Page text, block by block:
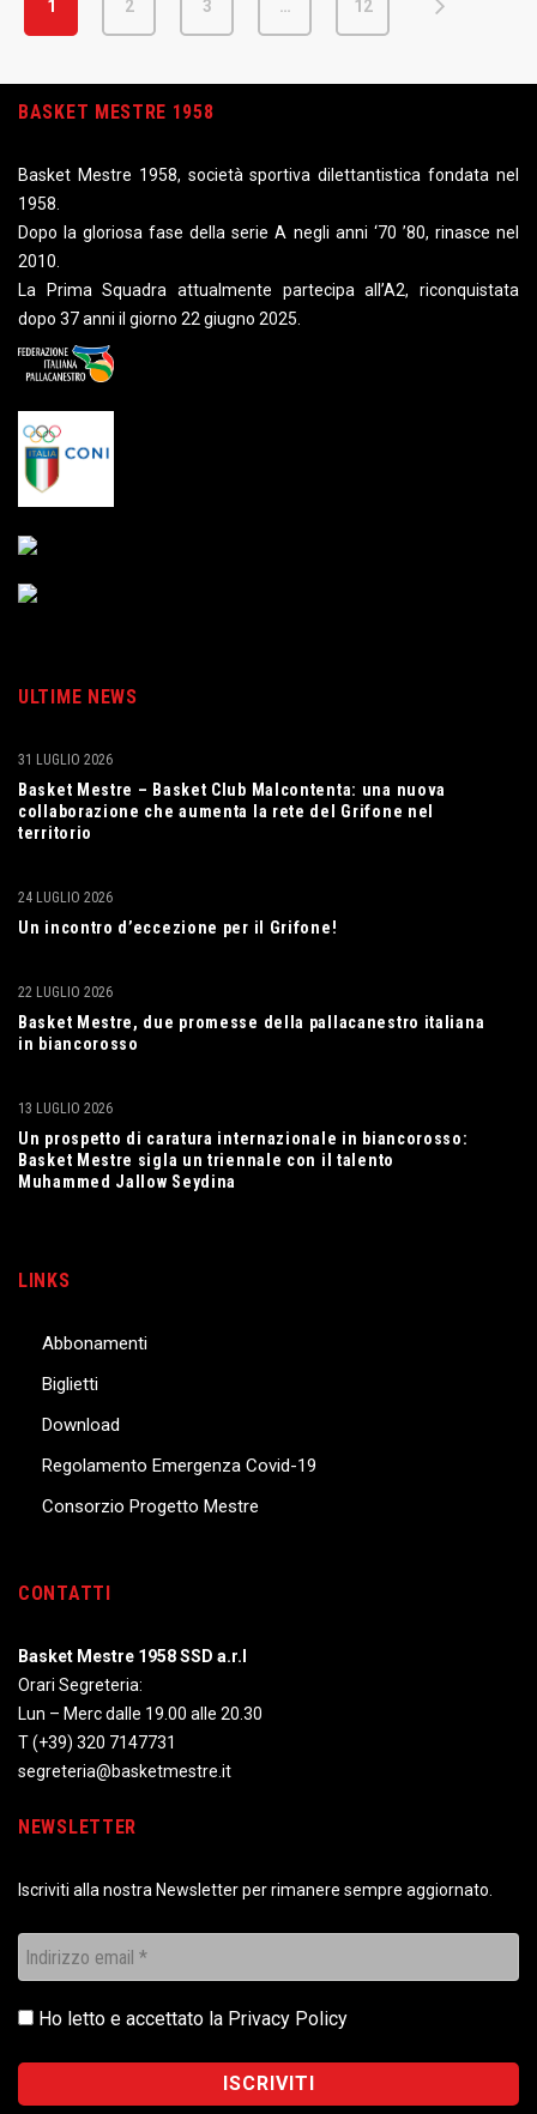
1 2 3 … 12
BASKET MESTRE 1958
Basket Mestre 1958, società sportiva dilettantistica fondata nel
1958.
Dopo la gloriosa fase della serie A negli anni ‘70 ’80, rinasce nel
2010.
La Prima Squadra attualmente partecipa all’A2, riconquistata
dopo 37 anni il giorno 22 giugno 2025.
ULTIME NEWS
Basket Mestre – Basket Club Malcontenta: una nuova
collaborazione che aumenta la rete del Grifone nel
territorio
31 LUGLIO 2026
Un incontro d’eccezione per il Grifone!
24 LUGLIO 2026
Basket Mestre, due promesse della pallacanestro italiana
in biancorosso
22 LUGLIO 2026
Un prospetto di caratura internazionale in biancorosso:
Basket Mestre sigla un triennale con il talento
Muhammed Jallow Seydina
13 LUGLIO 2026
LINKS
Abbonamenti
Biglietti
Download
Regolamento Emergenza Covid-19
Consorzio Progetto Mestre
CONTATTI
Basket Mestre 1958 SSD a.r.l
Orari Segreteria:
Lun – Merc dalle 19.00 alle 20.30
T(+39) 320 7147731
segreteria@basketmestre.it
NEWSLETTER
Iscriviti alla nostra Newsletter per rimanere sempre aggiornato.
Ho letto e accettato la Privacy Policy